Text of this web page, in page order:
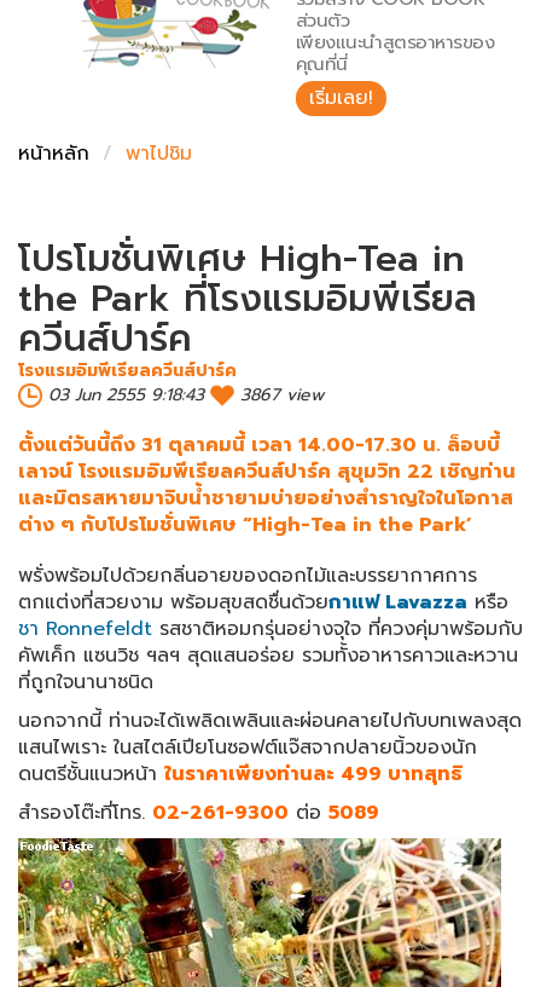
เปรียบเทียบอุณหภูมิ
เปรียบเทียบน้ำหนักวัตถุดิบ
ส่วนตัว
เพียงแนะนำสูตรอาหารของ
คุณที่นี่
เริ่มเลย!
หน้าหลัก
พาไปชิม
โปรโมชั่นพิเศษ High-Tea in
the Park ที่โรงแรมอิมพีเรียล
ควีนส์ปาร์ค
โรงแรมอิมพีเรียลควีนส์ปาร์ค
03 Jun 2555 9:18:43
3867 view
ตั้งแต่วันนี้ถึง 31 ตุลาคมนี้ เวลา 14.00-17.30 น. ล็อบบี้
เลาจน์ โรงแรมอิมพีเรียลควีนส์ปาร์ค สุขุมวิท 22 เชิญท่าน
และมิตรสหายมาจิบน้ำชายามบ่ายอย่างสำราญใจในโอกาส
ต่าง ๆ กับโปรโมชั่นพิเศษ “High-Tea in the Park’
พรั่งพร้อมไปด้วยกลิ่นอายของดอกไม้และบรรยากาศการ
ตกแต่งที่สวยงาม พร้อมสุขสดชื่นด้วยกาแฟ Lavazza หรือ
ชา Ronnefeldt รสชาติหอมกรุ่นอย่างจุใจ ที่ควงคุ่มาพร้อมกับ
คัพเค็ก แซนวิช ฯลฯ สุดแสนอร่อย รวมทั้งอาหารคาวและหวาน
ที่ถูกใจนานาชนิด
นอกจากนี้ ท่านจะได้เพลิดเพลินและผ่อนคลายไปกับบทเพลงสุด
แสนไพเราะ ในสไตล์เปียโนซอฟต์แจ๊สจากปลายนิ้วของนัก
ดนตรีชั้นแนวหน้า ในราคาเพียงท่านละ 499 บาทสุทธิ
สำรองโต๊ะที่โทร. 02-261-9300 ต่อ 5089